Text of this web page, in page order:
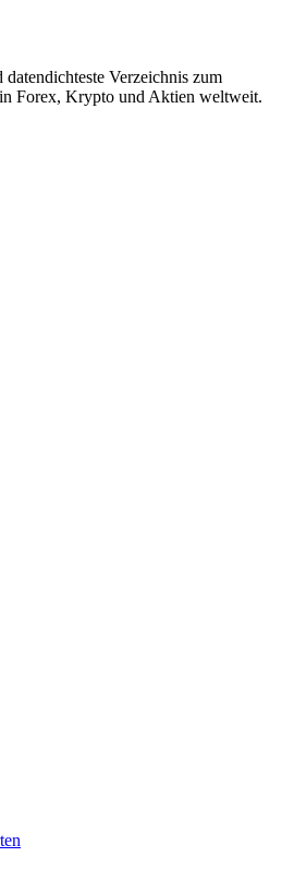
Verzeichnis zum
Forex, Krypto und Aktien weltweit.